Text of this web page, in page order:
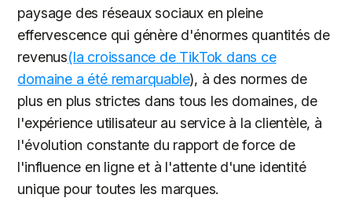
paysage des réseaux sociaux en pleine
effervescence qui génère d'énormes quantités de
revenus(la croissance de TikTok dans ce
domaine a été remarquable), à des normes de
plus en plus strictes dans tous les domaines, de
l'expérience utilisateur au service à la clientèle, à
l'évolution constante du rapport de force de
l'influence en ligne et à l'attente d'une identité
unique pour toutes les marques.